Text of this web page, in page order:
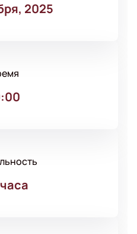
2025